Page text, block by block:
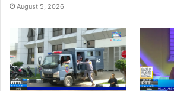
August 5, 2026